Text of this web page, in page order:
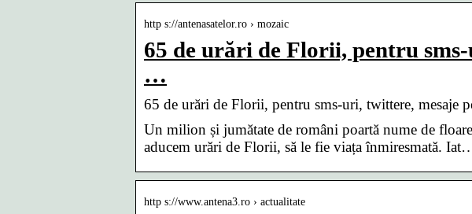
http s://antenasatelor.ro › mozaic
65 de urări de Florii, pentru
…
65 de urări de Florii, pentru sms-uri, twittere, mesaje
Un milion și jumătate de români poartă nume de
aducem urări de Florii, să le fie viața înmiresmată.
http s://www.antena3.ro › actualitate